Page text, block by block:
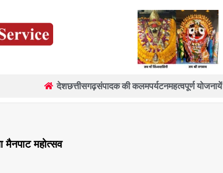
देशछत्तीसगढ़संपादक की कलमपर्यटनमहत्वपूर्ण योजनायें
महोत्सव